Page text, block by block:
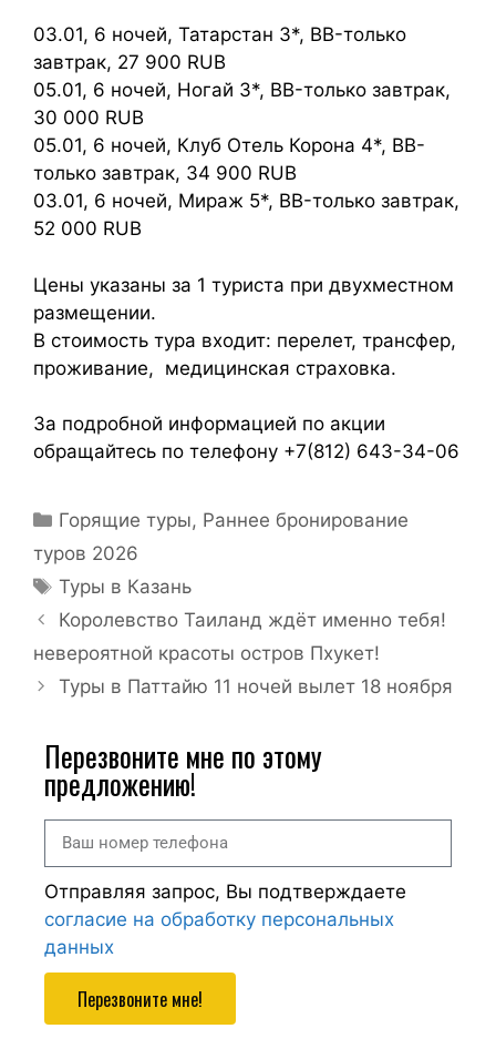
03.01, 6 ночей, Татарстан 3*, BB-только
завтрак, 27 900 RUB
05.01, 6 ночей, Ногай 3*, BB-только завтрак,
30 000 RUB
05.01, 6 ночей, Клуб Отель Корона 4*, BB-
только завтрак, 34 900 RUB
03.01, 6 ночей, Мираж 5*, BB-только завтрак,
52 000 RUB
Цены указаны за 1 туриста при двухместном
размещении.
В стоимость тура входит: перелет, трансфер,
проживание, медицинская страховка.
За подробной информацией по акции
обращайтесь по телефону +7(812) 643-34-06
Горящие туры, Раннее бронирование
туров 2026
Туры в Казань
Королевство Таиланд ждёт именно тебя!
невероятной красоты остров Пхукет!
Туры в Паттайю 11 ночей вылет 18 ноября
Перезвоните мне по этому
предложению!
Отправляя запрос, Вы подтверждаете
согласие на обработку персональных
данных
Перезвоните мне!